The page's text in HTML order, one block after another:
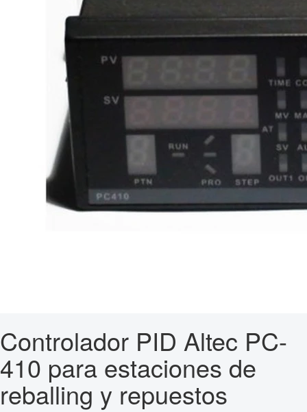
Controlador PID Altec PC-
410 para estaciones de
reballing y repuestos